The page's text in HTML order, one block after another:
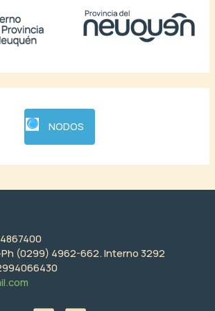
NODOS
(0299) 4962-662. Interno 3292